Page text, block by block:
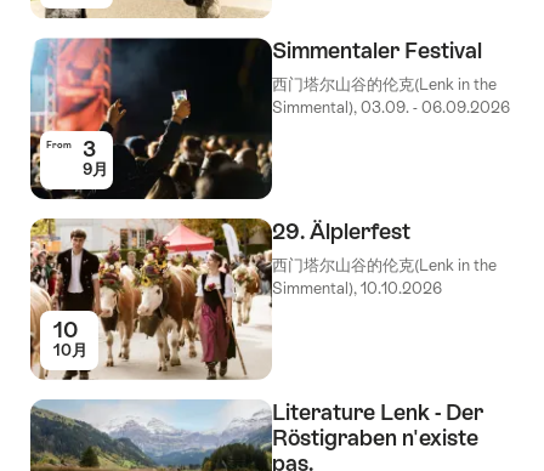
From 3
9月
Simmentaler Festival
西门塔尔山谷的伦克(Lenk in the
Simmental), 03.09. - 06.09.2026
10
10月
29. Älplerfest
西门塔尔山谷的伦克(Lenk in the
Simmental), 10.10.2026
Literature Lenk - Der
Röstigraben n'existe
pas.